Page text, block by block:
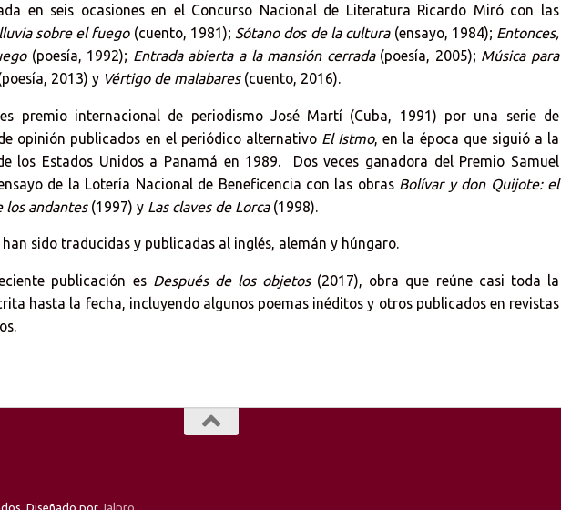
en seis ocasiones en el Concurso Nacional de Literatura Ricardo Miró con las
sobre el fuego (cuento, 1981); Sótano dos de la cultura(ensayo, 1984); Entonces,
(poesía, 1992); Entrada abierta a la mansión cerrada(poesía, 2005); Música para
2013) y Vértigo de malabares(cuento, 2016).
premio internacional de periodismo José Martí (Cuba, 1991) por una serie de
opinión publicados en el periódico alternativo El Istmo, en la época que siguió a la
los Estados Unidos a Panamá en 1989. Dos veces ganadora del Premio Samuel
de la Lotería Nacional de Beneficencia con las obras Bolívar y don Quijote: el
los andantes(1997) y Las claves de Lorca(1998).
han sido traducidas y publicadas al inglés, alemán y húngaro.
publicación es Después de los objetos(2017), obra que reúne casi toda la
hasta la fecha, incluyendo algunos poemas inéditos y otros publicados en revistas
Diseñado por Jalpro